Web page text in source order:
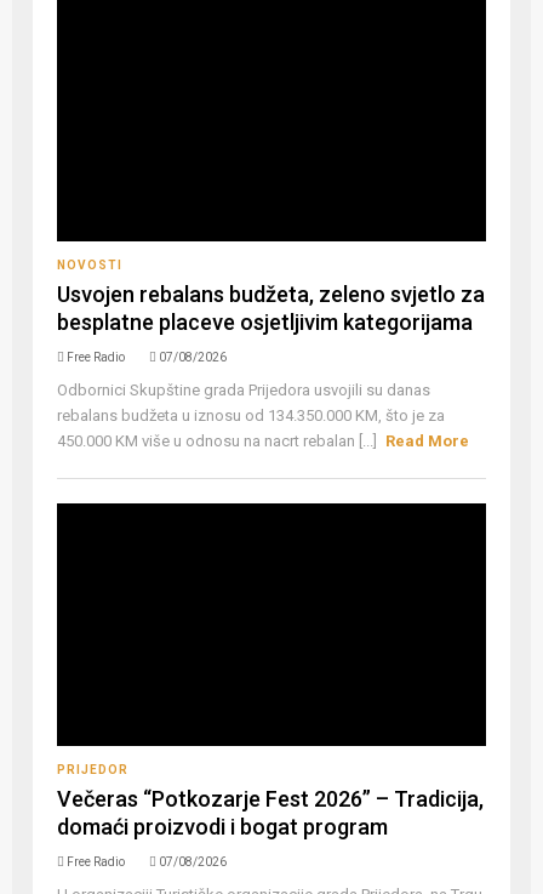
NOVOSTI
Usvojen rebalans budžeta, zeleno svjetlo za
besplatne placeve osjetljivim kategorijama
Free Radio 07/08/2026
Odbornici Skupštine grada Prijedora usvojili su danas
rebalans budžeta u iznosu od 134.350.000 KM, što je za
450.000 KM više u odnosu na nacrt rebalan [...]
Read More
PRIJEDOR
Večeras “Potkozarje Fest 2026” – Tradicija,
domaći proizvodi i bogat program
Free Radio 07/08/2026